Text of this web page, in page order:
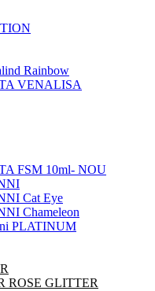
Rainbow
VENALISA
FSM 10ml- NOU
Cat Eye
Chameleon
PLATINUM
ROSE GLITTER